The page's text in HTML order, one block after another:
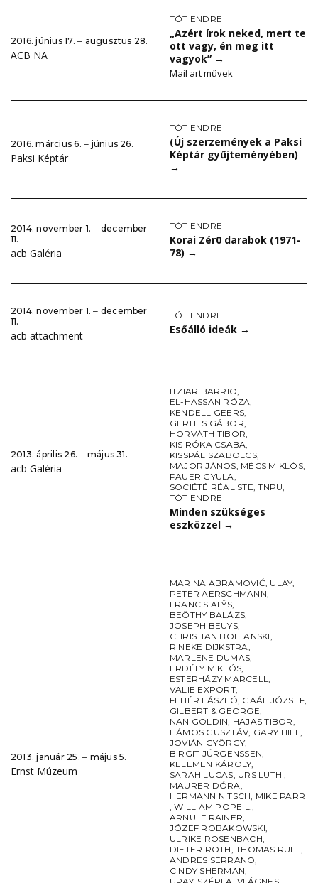
2016. június 17. ‒ augusztus 28.
ACB NA
TÓT ENDRE
„Azért írok neked, mert te
ott vagy, én meg itt
vagyok” →
Mail art művek
2016. március 6. ‒ június 26.
Paksi Képtár
TÓT ENDRE
(Új szerzemények a Paksi
Képtár gyűjteményében)
→
2014. november 1. ‒ december
11.
acb Galéria
TÓT ENDRE
Korai Zér0 darabok (1971-
78) →
2014. november 1. ‒ december
11.
acb attachment
TÓT ENDRE
Esőálló ideák →
2013. április 26. ‒ május 31.
acb Galéria
ITZIAR BARRIO,
EL-HASSAN RÓZA,
KENDELL GEERS,
GERHES GÁBOR,
HORVÁTH TIBOR,
KIS RÓKA CSABA,
KISSPÁL SZABOLCS,
MAJOR JÁNOS, MÉCS MIKLÓS,
PAUER GYULA,
SOCIÉTÉ RÉALISTE,TNPU,
TÓT ENDRE
Minden szükséges
eszközzel →
2013. január 25. ‒ május 5.
Ernst Múzeum
MARINA ABRAMOVIĆ, ULAY,
PETER AERSCHMANN,
FRANCIS ALŸS,
BEÖTHY BALÁZS,
JOSEPH BEUYS,
CHRISTIAN BOLTANSKI,
RINEKE DIJKSTRA,
MARLENE DUMAS,
ERDÉLY MIKLÓS,
ESTERHÁZY MARCELL,
VALIE EXPORT,
FEHÉR LÁSZLÓ, GAÁL JÓZSEF,
GILBERT & GEORGE,
NAN GOLDIN, HAJAS TIBOR,
HÁMOS GUSZTÁV, GARY HILL,
JOVIÁN GYÖRGY,
BIRGIT JÜRGENSSEN,
KELEMEN KÁROLY,
SARAH LUCAS, URS LÜTHI,
MAURER DÓRA,
HERMANN NITSCH, MIKE PARR
,WILLIAM POPE L.,
ARNULF RAINER,
JÓZEF ROBAKOWSKI,
ULRIKE ROSENBACH,
DIETER ROTH,THOMAS RUFF,
ANDRES SERRANO,
CINDY SHERMAN,